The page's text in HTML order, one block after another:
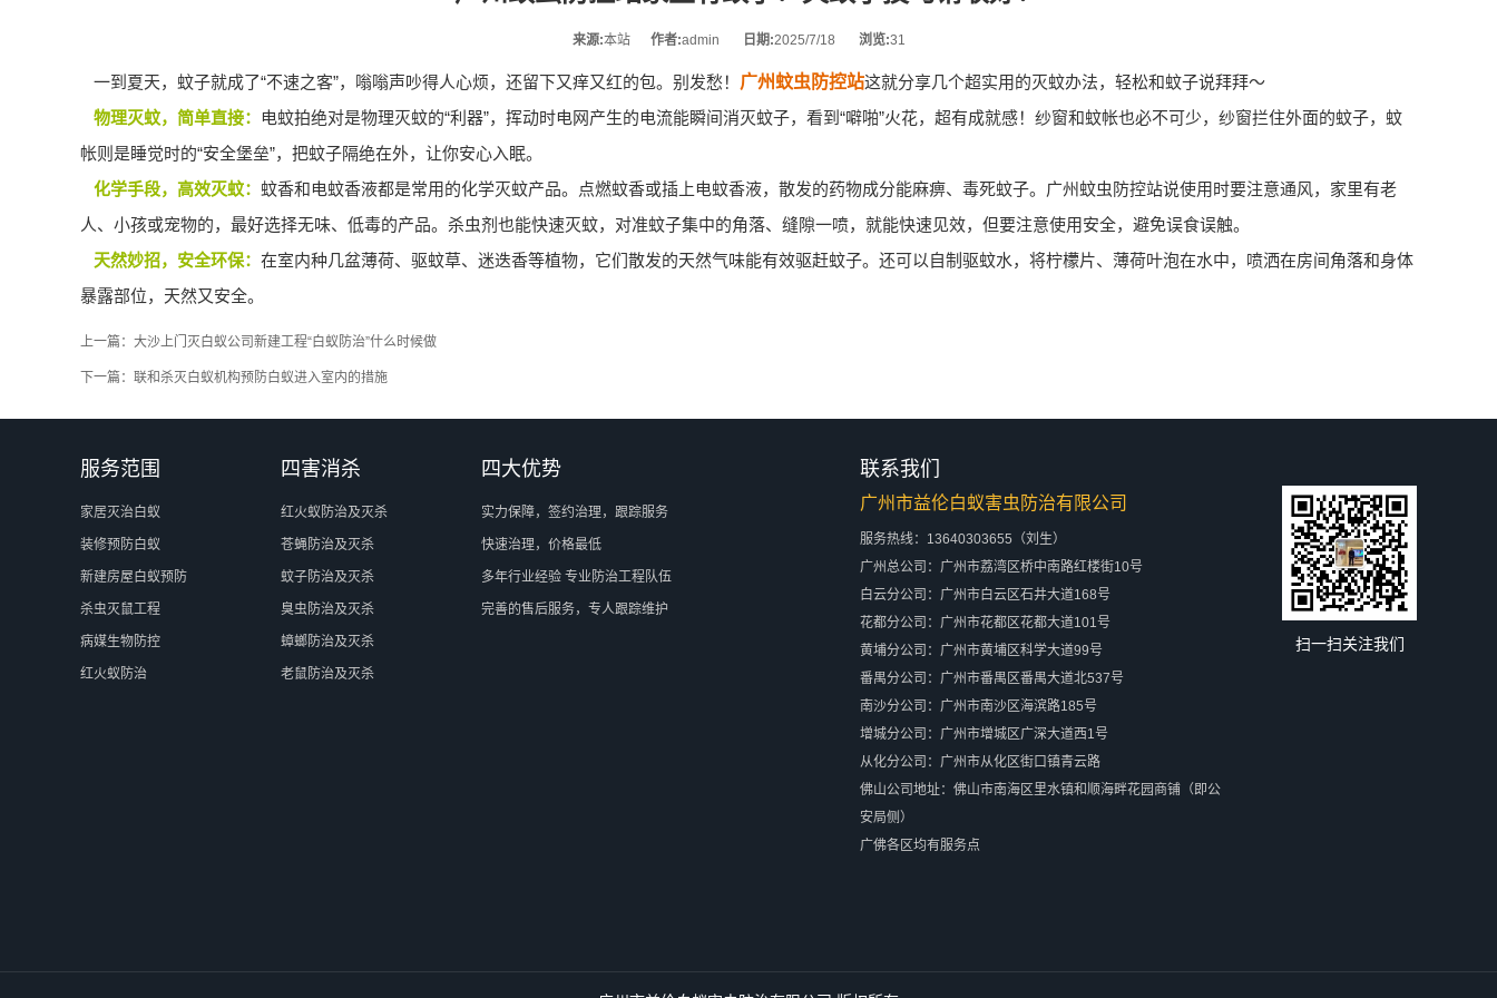
来源:本站 作者:admin 日期:2025/7/18 浏览:31
一到夏天，蚊子就成了“不速之客”，嗡嗡声吵得人心烦，还留下又痒又红的包。别发愁！ 广州蚊虫防控站这就分享几个超实用的灭蚊办法，轻松和蚊子说拜拜～
物理灭蚊，简单直接： 电蚊拍绝对是物理灭蚊的“利器”，挥动时电网产生的电流能瞬间消灭蚊子，看到“噼啪”火花，超有成就感！纱窗和蚊帐也必不可少，纱窗拦住外面的蚊子，蚊
帐则是睡觉时的“安全堡垒”，把蚊子隔绝在外，让你安心入眠。
化学手段，高效灭蚊： 蚊香和电蚊香液都是常用的化学灭蚊产品。点燃蚊香或插上电蚊香液，散发的药物成分能麻痹、毒死蚊子。广州蚊虫防控站说使用时要注意通风 ，家里有老
人、小孩或宠物的，最好选择无味、低毒的产品。杀虫剂也能快速灭蚊，对准蚊子集中的角落、缝隙一喷，就能快速见效，但要注意使用安全，避免误食误触。
天然妙招，安全环保： 在室内种几盆薄荷、 驱蚊草、迷迭香等植物，它们散发的天然气味能有效驱赶蚊子。还可以自制驱蚊水，将柠檬片、薄荷叶泡在水中，喷洒在房间角落和身体
暴露部位，天然又安全。
上一篇： 大沙上门灭白蚁公司新建工程“白蚁防治”什么时候做
下一篇： 联和杀灭白蚁机构预防白蚁进入室内的措施
服务范围
家居灭治白蚁
装修预防白蚁
新建房屋白蚁预防
杀虫灭鼠工程
病媒生物防控
红火蚁防治
四害消杀
红火蚁防治及灭杀
苍蝇防治及灭杀
蚊子防治及灭杀
臭虫防治及灭杀
蟑螂防治及灭杀
老鼠防治及灭杀
四大优势
实力保障，签约治理，跟踪服务
快速治理，价格最低
多年行业经验 专业防治工程队伍
完善的售后服务，专人跟踪维护
联系我们
广州市益伦白蚁害虫防治有限公司
服务热线：13640303655（刘生）
广州总公司：广州市荔湾区桥中南路红楼街10号
白云分公司：广州市白云区石井大道168号
花都分公司：广州市花都区花都大道101号
黄埔分公司：广州市黄埔区科学大道99号
番禺分公司：广州市番禺区番禺大道北537号
南沙分公司：广州市南沙区海滨路185号
增城分公司：广州市增城区广深大道西1号
从化分公司：广州市从化区街口镇青云路
佛山公司地址：佛山市南海区里水镇和顺海畔花园商铺（即公
安局侧）
广佛各区均有服务点
扫一扫关注我们